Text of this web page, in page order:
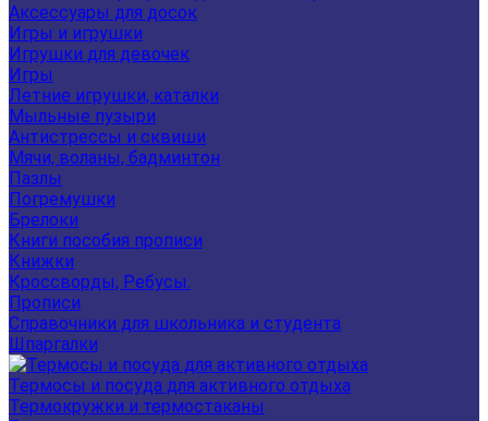
Аксессуары для досок
Игры и игрушки
Игрушки для девочек
Игры
Летние игрушки, каталки
Мыльные пузыри
Антистрессы и сквиши
Мячи, воланы, бадминтон
Пазлы
Погремушки
Брелоки
Книги пособия прописи
Книжки
Кроссворды, Ребусы.
Прописи
Справочники для школьника и студента
Шпаргалки
Термосы и посуда для активного отдыха
Термокружки и термостаканы